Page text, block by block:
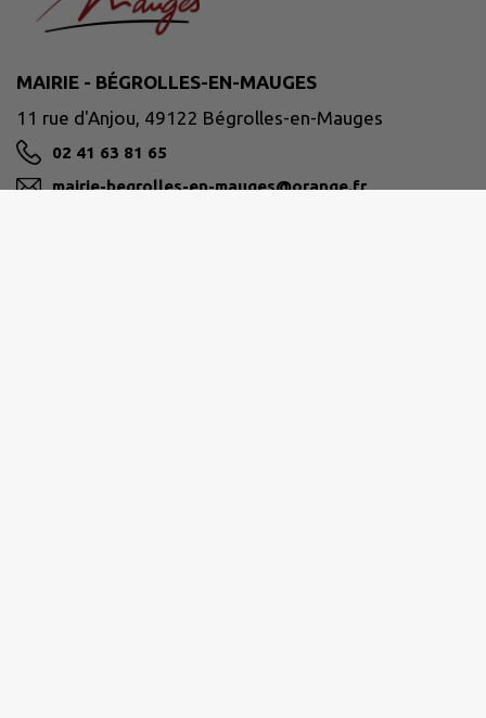
MAIRIE - BÉGROLLES-EN-MAUGES
11 rue d'Anjou, 49122 Bégrolles-en-Mauges
02 41 63 81 65
mairie-begrolles-en-mauges@orange.fr